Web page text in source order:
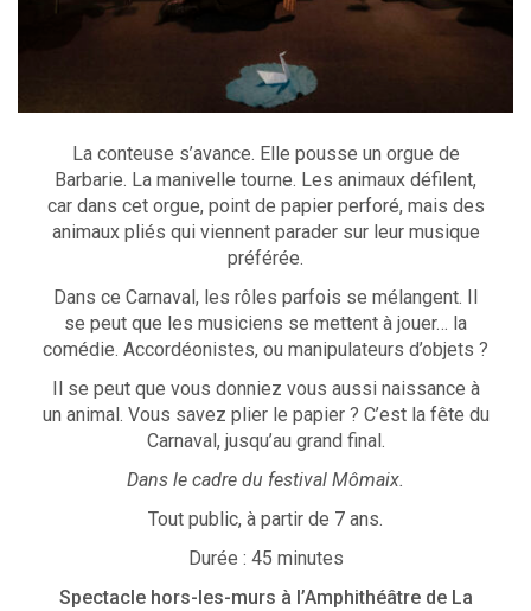
La conteuse s’avance. Elle pousse un orgue de
Barbarie. La manivelle tourne. Les animaux défilent,
car dans cet orgue, point de papier perforé, mais des
animaux pliés qui viennent parader sur leur musique
préférée.
Dans ce Carnaval, les rôles parfois se mélangent. Il
se peut que les musiciens se mettent à jouer… la
comédie. Accordéonistes, ou manipulateurs d’objets ?
Il se peut que vous donniez vous aussi naissance à
un animal. Vous savez plier le papier ? C’est la fête du
Carnaval, jusqu’au grand final.
Dans le cadre du festival Mômaix.
Tout public, à partir de 7 ans.
Durée : 45 minutes
Spectacle hors-les-murs à l’Amphithéâtre de La